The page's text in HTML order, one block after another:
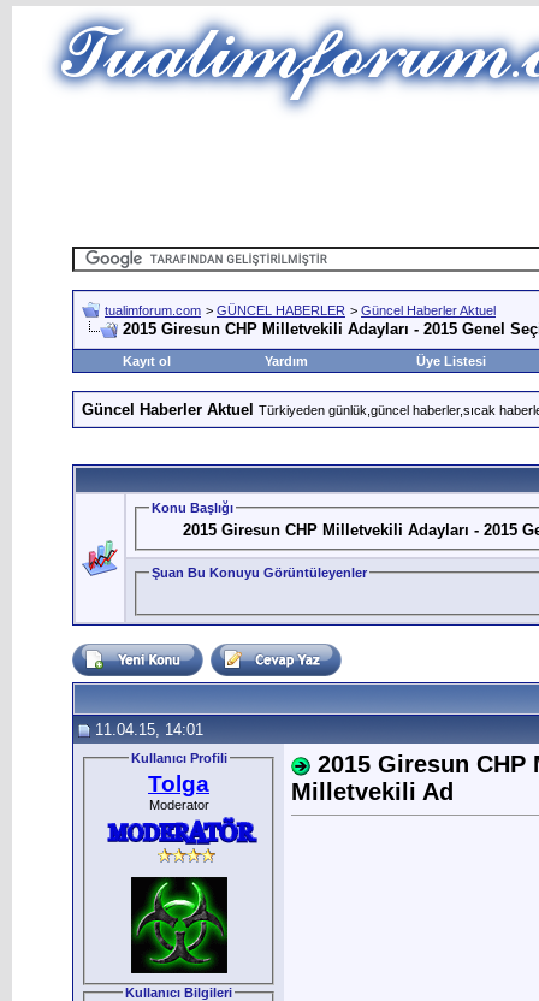
tualimforum.com > GÜNCEL HABERLER > Güncel Haberler Aktuel
2015 Giresun CHP Milletvekili Adayları - 2015 Genel
Kayıt ol Yardım Üye Listesi
Güncel Haberler Aktuel Türkiyeden günlük,güncel haberler,sıcak
Konu Başlığı
2015 Giresun CHP Milletvekili Adayları - 2015
Şuan Bu Konuyu Görüntüleyenler
11.04.15, 14:01
Kullanıcı Profili
Tolga
Moderator
Kullanıcı Bilgileri
2015 Giresun CHP
Milletvekili Ad